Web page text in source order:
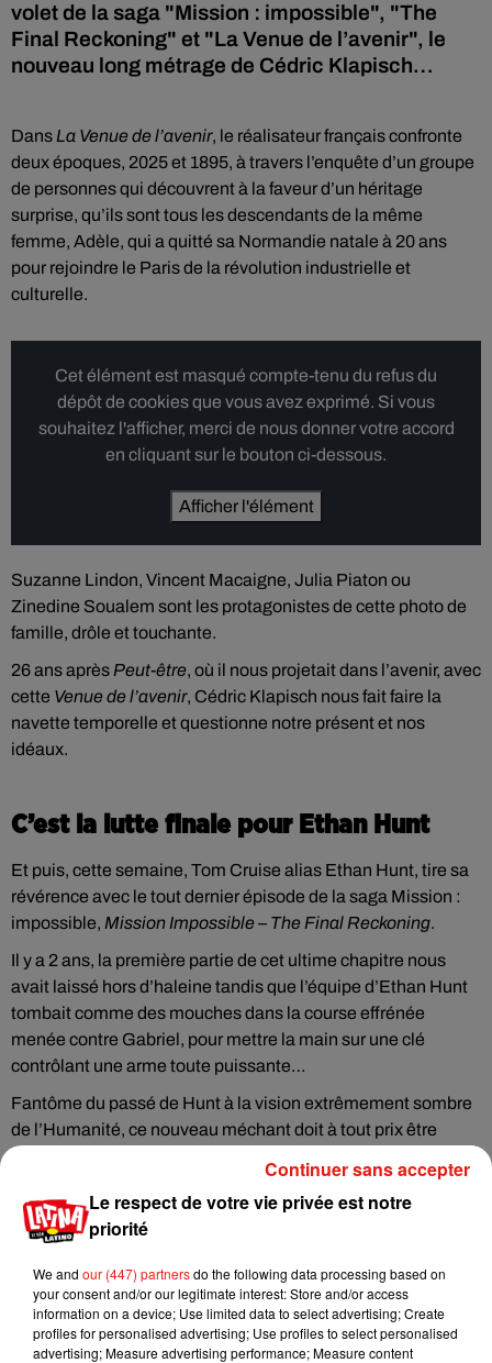
volet de la saga "Mission : impossible", "The
Final Reckoning" et "La Venue de l’avenir", le
nouveau long métrage de Cédric Klapisch…
Dans La Venue de l’avenir, le réalisateur français confronte
deux époques, 2025 et 1895, à travers l’enquête d’un groupe
de personnes qui découvrent à la faveur d’un héritage
surprise, qu’ils sont tous les descendants de la même
femme, Adèle, qui a quitté sa Normandie natale à 20 ans
pour rejoindre le Paris de la révolution industrielle et
culturelle.
Cet élément est masqué compte-tenu du refus du
dépôt de cookies que vous avez exprimé. Si vous
souhaitez l'afficher, merci de nous donner votre accord
en cliquant sur le bouton ci-dessous.
Afficher l'élément
Suzanne Lindon, Vincent Macaigne, Julia Piaton ou
Zinedine Soualem sont les protagonistes de cette photo de
famille, drôle et touchante.
26 ans après Peut-être, où il nous projetait dans l’avenir, avec
cette Venue de l’avenir, Cédric Klapisch nous fait faire la
navette temporelle et questionne notre présent et nos
idéaux.
C’est la lutte finale pour Ethan Hunt
Et puis, cette semaine, Tom Cruise alias Ethan Hunt, tire sa
révérence avec le tout dernier épisode de la saga Mission :
impossible, Mission Impossible – The Final Reckoning.
Il y a 2 ans, la première partie de cet ultime chapitre nous
avait laissé hors d’haleine tandis que l’équipe d’Ethan Hunt
tombait comme des mouches dans la course effrénée
menée contre Gabriel, pour mettre la main sur une clé
contrôlant une arme toute puissante…
Fantôme du passé de Hunt à la vision extrêmement sombre
de l’Humanité, ce nouveau méchant doit à tout prix être
dépôt de cookies que vous avez exprimé. Si vous
souhaitez l'afficher, merci de nous donner votre accord
en cliquant sur le bouton ci-dessous.
Le respect de votre vie privée est notre
priorité
We and our (447) partnersdo the following data processing based on
your consent and/or our legitimate interest: Store and/or access
information on a device; Use limited data to select advertising; Create
profiles for personalised advertising; Use profiles to select personalised
advertising; Measure advertising performance; Measure content
Continuer sans accepter